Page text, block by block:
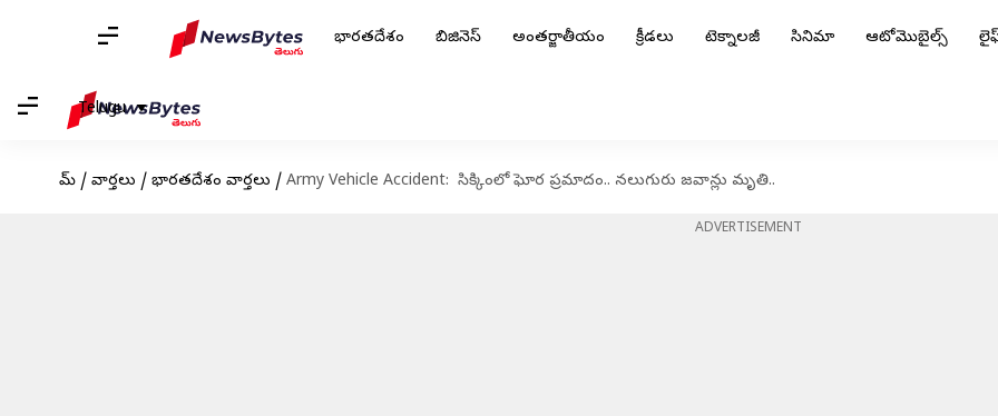
భారతదేశం బిజినెస్ అంతర్జాతీయం క్రీడలు టెక్నాలజీ సినిమా ఆటోమొబైల్స్
Telugu
హోమ్ / వార్తలు / భారతదేశం వార్తలు / Army Vehicle Accident: సిక్కింలో ఘోర ప్రమాదం.. నలుగురు జవాన్లు మృతి..
ADVERTISEMENT